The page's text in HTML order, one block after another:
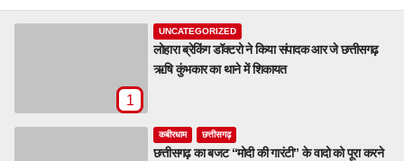
1
UNCATEGORIZED
लोहारा ब्रेकिंग डॉक्टरो ने किया संपादक आर जे छत्तीसगढ़
ऋषि कुंभकार का थाने में शिकायत
कबीरधाम छत्तीसगढ़
छत्तीसगढ़ का बजट “मोदी की गारंटी” के वादो को पूरा करने